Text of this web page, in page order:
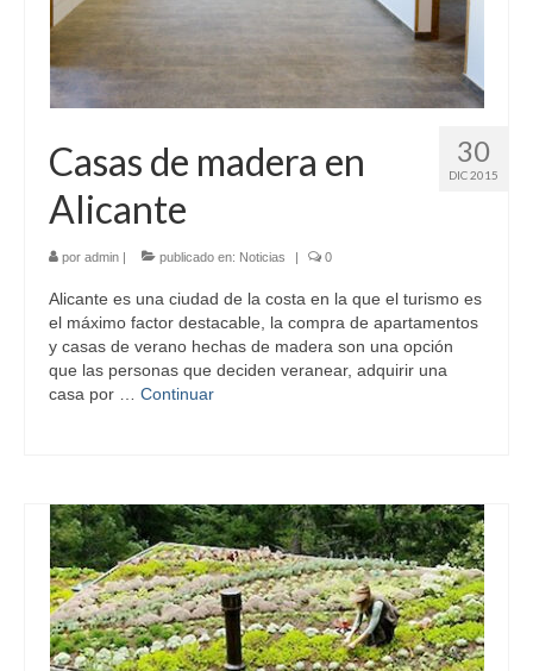
30
DIC 2015
Casas de madera en
Alicante
por admin publicado en: Noticias 0
Alicante es una ciudad de la costa en la que el turismo es
el máximo factor destacable, la compra de apartamentos
y casas de verano hechas de madera son una opción
que las personas que deciden veranear, adquirir una
casa por … Continuar